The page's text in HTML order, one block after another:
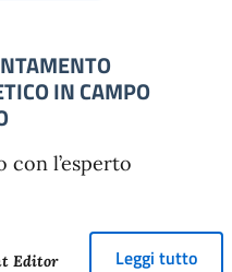
IN CAMPO
con l’esperto
Editor Leggi tuttoabout